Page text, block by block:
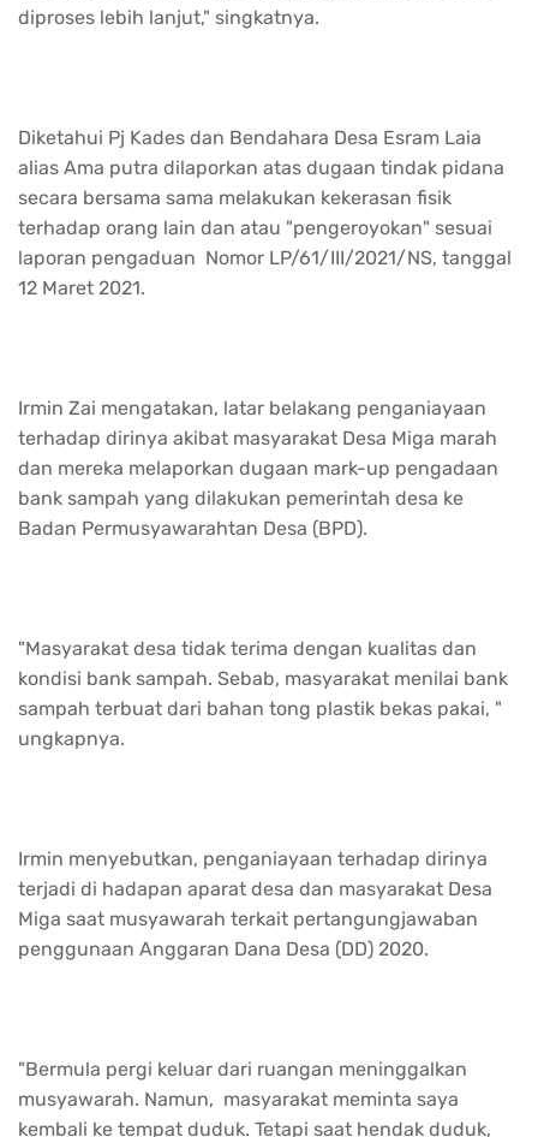
diproses lebih lanjut," singkatnya.
Diketahui Pj Kades dan Bendahara Desa Esram Laia
alias Ama putra dilaporkan atas dugaan tindak pidana
secara bersama sama melakukan kekerasan fisik
terhadap orang lain dan atau "pengeroyokan" sesuai
laporan pengaduan Nomor LP/61/III/2021/NS, tanggal
12 Maret 2021.
Irmin Zai mengatakan, latar belakang penganiayaan
terhadap dirinya akibat masyarakat Desa Miga marah
dan mereka melaporkan dugaan mark-up pengadaan
bank sampah yang dilakukan pemerintah desa ke
Badan Permusyawarahtan Desa (BPD).
"Masyarakat desa tidak terima dengan kualitas dan
kondisi bank sampah. Sebab, masyarakat menilai bank
sampah terbuat dari bahan tong plastik bekas pakai, "
ungkapnya.
Irmin menyebutkan, penganiayaan terhadap dirinya
terjadi di hadapan aparat desa dan masyarakat Desa
Miga saat musyawarah terkait pertangungjawaban
penggunaan Anggaran Dana Desa (DD) 2020.
"Bermula pergi keluar dari ruangan meninggalkan
musyawarah. Namun, masyarakat meminta saya
kembali ke tempat duduk. Tetapi saat hendak duduk,